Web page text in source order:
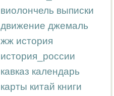
виолончель выписки
движение джемаль
жж история
история_россии
кавказ календарь
карты китай книги